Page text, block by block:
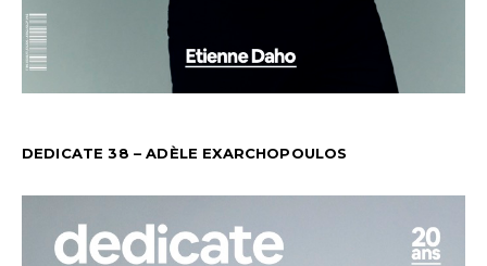
DEDICATE 38 – ADÈLE EXARCHOPOULOS